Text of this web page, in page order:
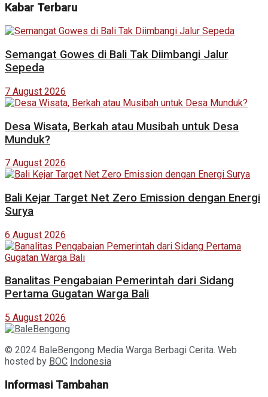
Kabar Terbaru
Semangat Gowes di Bali Tak Diimbangi Jalur
Sepeda
7 August 2026
Desa Wisata, Berkah atau Musibah untuk Desa
Munduk?
7 August 2026
Bali Kejar Target Net Zero Emission dengan Energi
Surya
6 August 2026
Banalitas Pengabaian Pemerintah dari Sidang
Pertama Gugatan Warga Bali
5 August 2026
© 2024 BaleBengong Media Warga Berbagi Cerita. Web
hosted by BOC Indonesia
Informasi Tambahan